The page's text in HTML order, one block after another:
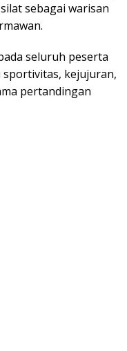
sebagai warisan
seluruh peserta
kejujuran,
pertandingan